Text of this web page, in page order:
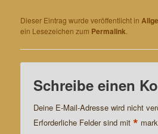
Dieser Eintrag wurde veröffentlicht in
ein Lesezeichen zum Permalink
Schreibe einen
Deine E-Mail-Adresse wird nicht
Erforderliche Felder sind mit*